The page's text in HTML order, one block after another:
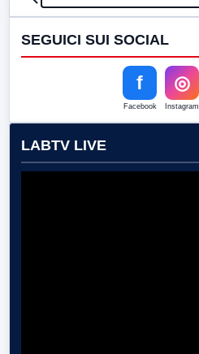
SEGUICI SUI SOCIAL
f
Facebook
◎
Instagram
LABTV LIVE